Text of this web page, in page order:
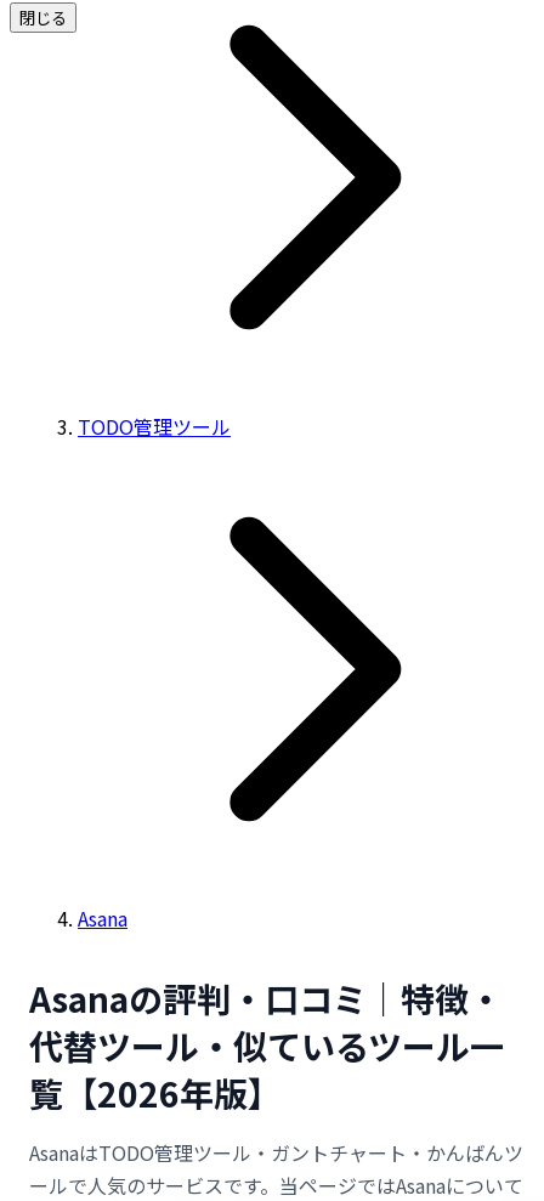
閉じる
TODO管理ツール
Asana
Asanaの評判・口コミ｜特徴・
代替ツール・似ているツール一
覧【2026年版】
AsanaはTODO管理ツール・ガントチャート・かんばんツ
ールで人気のサービスです。当ページではAsanaについて